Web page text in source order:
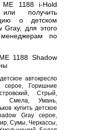
ME 1188 i-Hold
получить
о детском
Gray, для этого
по
1188 Shadow
автокресло
Горишние
Стрый,
Смела, Умань,
купить детское
Gray серое,
Сумы, Черкассы,